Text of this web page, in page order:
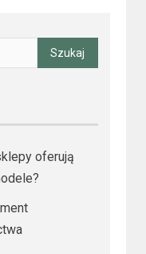
oferują